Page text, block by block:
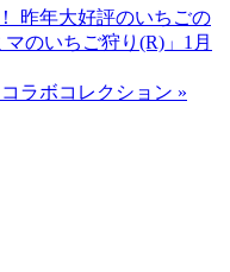
昨年大好評のいちごの
のいちご狩り(R)」1月
ラボコレクション »